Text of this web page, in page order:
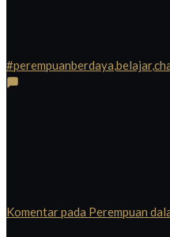
#perempuanberdaya,belajar,
Komentarpada Perempuan